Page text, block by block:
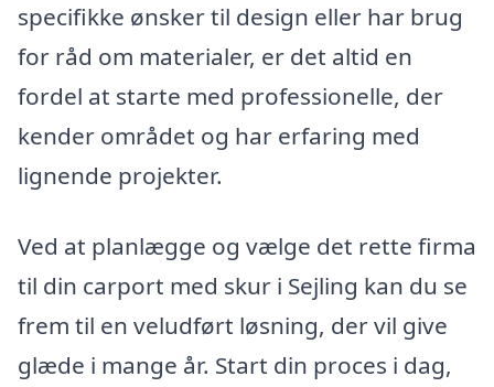
specifikke ønsker til design eller har brug
for råd om materialer, er det altid en
fordel at starte med professionelle, der
kender området og har erfaring med
lignende projekter.
Ved at planlægge og vælge det rette firma
til din carport med skur i Sejling kan du se
frem til en veludført løsning, der vil give
glæde i mange år. Start din proces i dag,